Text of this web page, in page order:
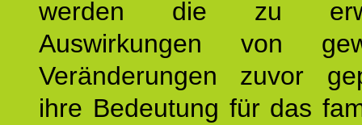
werden die zu
Auswirkungen von
Veränderungen zuvor
ihre Bedeutung für das